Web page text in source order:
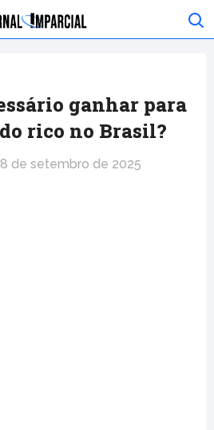
ganhar para
rico no Brasil?
8 de setembro de 2025